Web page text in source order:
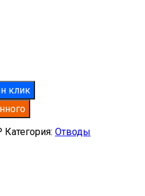
клик
Категория: Отводы